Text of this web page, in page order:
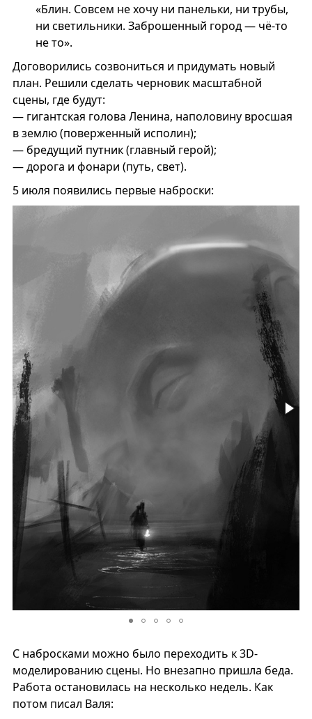
«Блин. Совсем не хочу ни панельки, ни трубы,
ни светильники. Заброшенный город — чё-то
не то».
Договорились созвониться и придумать новый
план. Решили сделать черновик масштабной
сцены, где будут:
— гигантская голова Ленина, наполовину вросшая
в землю (поверженный исполин);
— бредущий путник (главный герой);
— дорога и фонари (путь, свет).
5 июля появились первые наброски:
С набросками можно было переходить к 3D-
моделированию сцены. Но внезапно пришла беда.
Работа остановилась на несколько недель. Как
потом писал Валя: